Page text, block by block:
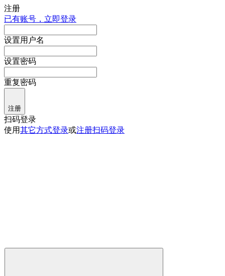
注册
已有账号，立即登录
设置用户名
设置密码
重复密码
注册
扫码登录
使用其它方式登录或注册扫码登录